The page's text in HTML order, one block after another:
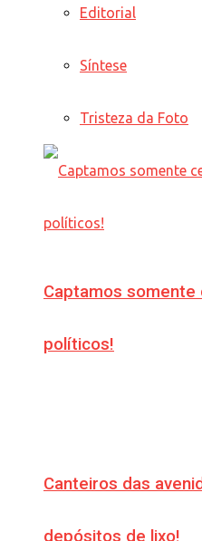
Editorial
Síntese
Tristeza da Foto
Captamos somente
políticos!
Canteiros das
depósitos de lixo!